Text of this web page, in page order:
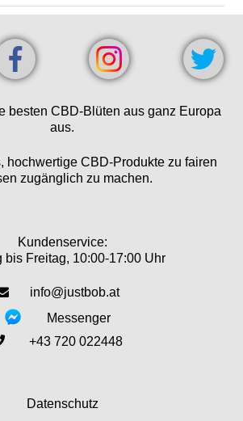
besten CBD-Blüten aus ganz Europa
aus.
hochwertige CBD-Produkte zu fairen
zugänglich zu machen.
Kundenservice:
bis Freitag, 10:00-17:00 Uhr
info@justbob.at
Messenger
+43 720 022448
Datenschutz